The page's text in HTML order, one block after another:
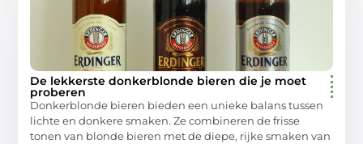
De lekkerste donkerblonde bieren die je moet
proberen
Donkerblonde bieren bieden een unieke balans tussen
lichte en donkere smaken. Ze combineren de frisse
tonen van blonde bieren met de diepe, rijke smaken van